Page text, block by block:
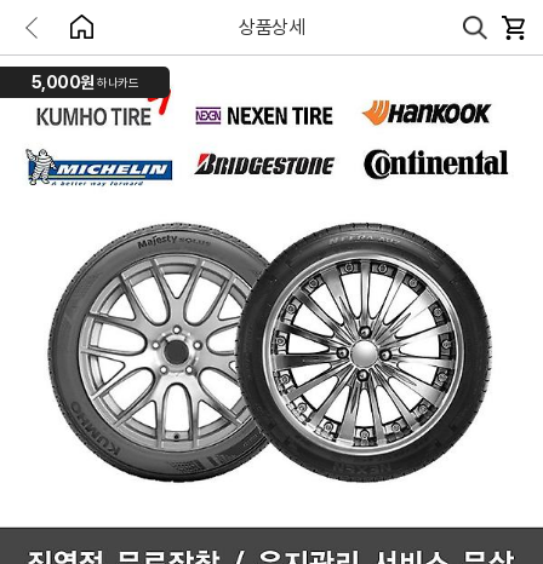
상품상세
5,000원 하나카드